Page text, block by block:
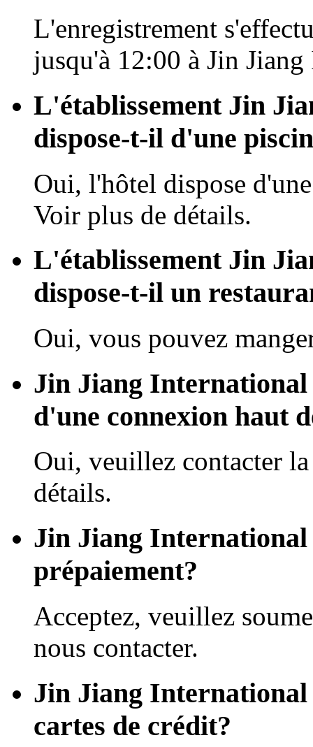
L'enregistrement
jusqu'à 12:00 à Jin
L'établissement Jin
dispose-t-il d'une
Oui, l'hôtel dispose
Voir plus de détails.
L'établissement Jin
dispose-t-il un
Oui, vous pouvez
Jin Jiang
d'une connexion haut
Oui, veuillez contacter
détails.
Jin Jiang
prépaiement?
Acceptez, veuillez
nous contacter.
Jin Jiang
cartes de crédit?